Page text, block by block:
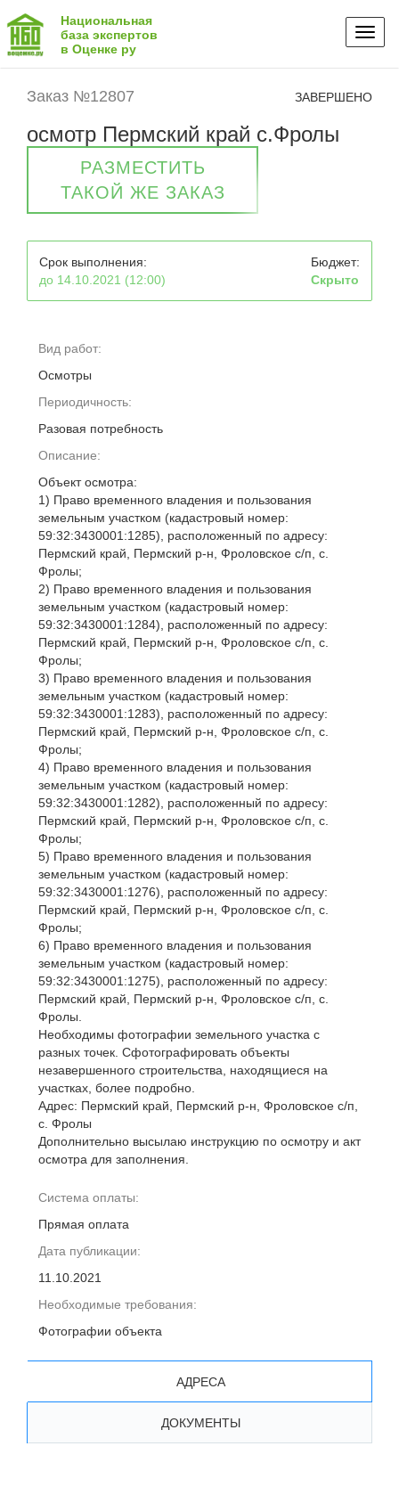
Национальная
база экспертов
в Оценке ру
Заказ №12807 ЗАВЕРШЕНО
осмотр Пермский край с.Фролы
РАЗМЕСТИТЬ
ТАКОЙ ЖЕ ЗАКАЗ
Срок выполнения:
до 14.10.2021 (12:00)
Бюджет:
Скрыто
Вид работ:
Осмотры
Периодичность:
Разовая потребность
Описание:
Объект осмотра:
1) Право временного владения и пользования
земельным участком (кадастровый номер:
59:32:3430001:1285), расположенный по адресу:
Пермский край, Пермский р-н, Фроловское с/п, с.
Фролы;
2) Право временного владения и пользования
земельным участком (кадастровый номер:
59:32:3430001:1284), расположенный по адресу:
Пермский край, Пермский р-н, Фроловское с/п, с.
Фролы;
3) Право временного владения и пользования
земельным участком (кадастровый номер:
59:32:3430001:1283), расположенный по адресу:
Пермский край, Пермский р-н, Фроловское с/п, с.
Фролы;
4) Право временного владения и пользования
земельным участком (кадастровый номер:
59:32:3430001:1282), расположенный по адресу:
Пермский край, Пермский р-н, Фроловское с/п, с.
Фролы;
5) Право временного владения и пользования
земельным участком (кадастровый номер:
59:32:3430001:1276), расположенный по адресу:
Пермский край, Пермский р-н, Фроловское с/п, с.
Фролы;
6) Право временного владения и пользования
земельным участком (кадастровый номер:
59:32:3430001:1275), расположенный по адресу:
Пермский край, Пермский р-н, Фроловское с/п, с.
Фролы.
Необходимы фотографии земельного участка с
разных точек. Сфотографировать объекты
незавершенного строительства, находящиеся на
участках, более подробно.
Адрес: Пермский край, Пермский р-н, Фроловское с/п,
с. Фролы
Дополнительно высылаю инструкцию по осмотру и акт
осмотра для заполнения.
Система оплаты:
Прямая оплата
Дата публикации:
11.10.2021
Необходимые требования:
Фотографии объекта
АДРЕСА
ДОКУМЕНТЫ